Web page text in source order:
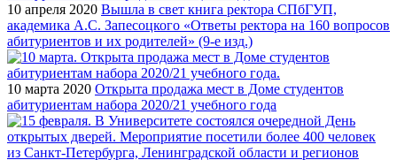
10 апреля 2020 Вышла в свет книга ректора СПбГУП,
академика А.С. Запесоцкого «Ответы ректора на 160 вопросов
абитуриентов и их родителей» (9-е изд.)
10 марта 2020 Открыта продажа мест в Доме студентов
абитуриентам набора 2020/21 учебного года